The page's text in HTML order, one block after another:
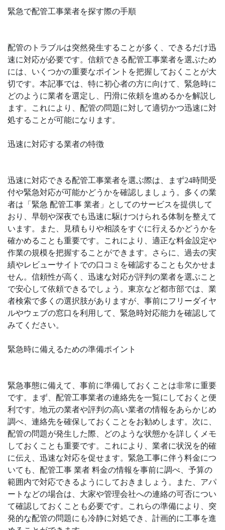
緊急で配管工事業者を探す際の手順
配管のトラブルは突然発生することが多く、できるだけ迅
速に対応が必要です。信頼できる配管工事業者を選ぶため
には、いくつかの重要なポイントを把握しておくことが大
切です。本記事では、特に初心者の方に向けて、緊急時に
どのように業者を選定し、円滑に依頼を進めるかを解説し
ます。これにより、配管の問題に対して適切かつ迅速に対
処することが可能になります。
迅速に対応する業者の特徴
迅速に対応できる配管工事業者を選ぶ際は、まず24時間受
付や緊急対応が可能かどうかを確認しましょう。多くの業
者は「緊急 配管工事 業者」としてのサービスを提供して
おり、早朝や深夜でも迅速に駆けつけられる体制を整えて
います。また、見積もりや相談をすぐに行えるかどうかを
確かめることも重要です。これにより、適正な料金設定や
作業の規模を把握することができます。さらに、過去の実
績やレビューサイトでの口コミを確認することも欠かせま
せん。信頼性が高く、迅速な対応が評判の業者を選ぶこと
で安心して依頼できるでしょう。東京など都市部では、業
者検索で多くの選択肢がありますが、事前にフリーダイヤ
ルやウェブの窓口を利用して、緊急時対応能力を確認して
みてください。
緊急時に備えるための準備ポイント
緊急事態に備えて、事前に準備しておくことは非常に重要
です。まず、配管工事業者の連絡先を一覧にしておくと便
利です。地元の業者や評判の高い業者の情報をあらかじめ
調べ、連絡先を確保しておくことをお勧めします。次に、
配管の問題が発生した際、どのような状態かを詳しくメモ
しておくことも重要です。これにより、業者に状況を的確
に伝え、迅速な対応を促せます。緊急工事に伴う料金につ
いても、配管工事 業者 料金の情報を事前に調べ、予算の
範囲内で対応できるようにしておきましょう。また、アパ
ートなどの場合は、大家や管理会社への連絡の可否につい
て確認しておくことも必要です。これらの準備により、突
発的な配管の問題にも冷静に対処でき、計画的に工事を進